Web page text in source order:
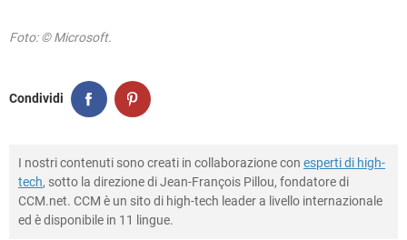
Foto: © Microsoft.
Condividi
I nostri contenuti sono creati in collaborazione con esperti di high-
tech, sotto la direzione di Jean-François Pillou, fondatore di
CCM.net. CCM è un sito di high-tech leader a livello internazionale
ed è disponibile in 11 lingue.